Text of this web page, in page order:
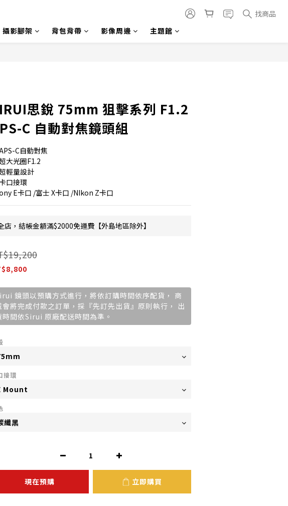
找商品
攝影腳架 背包背帶 影像周邊 主題館
思銳 75mm 狙擊系列 F1.2
C 自動對焦鏡頭組
C自動對焦
大光圈F1.2
輕量設計
口接環
Sony E卡口 /富士 X卡口 /NIkon Z卡口
店，結帳金額滿$2000免運費【外島地區除外】
鏡頭以預購方式進行，將依訂購時間依序配貨， 商
會將完成付款之訂單，採『先訂先出貨』原則執行， 出
時間依Sirui 原廠配送時間為準。
接環
現在預購 立即購買